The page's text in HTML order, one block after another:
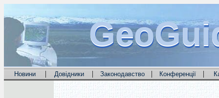
Новини | Довідники | Законодавство | Конференції |